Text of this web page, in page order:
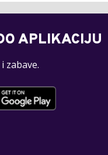
APLIKACIJU
zabave.